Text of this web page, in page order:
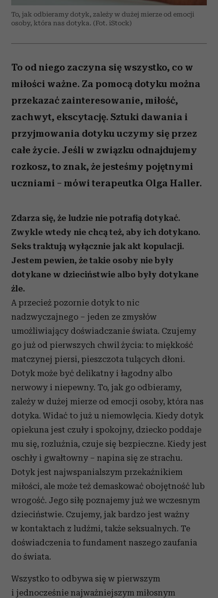
To, jak odbieramy dotyk, zależy w dużej mierze od emocji
osoby, która nas dotyka. (Fot. iStock)
To od niego zaczyna się wszystko, co w
miłości ważne. Za pomocą dotyku można
przekazać zainteresowanie, miłość,
zachwyt, ekscytację. Sztuki dawania i
przyjmowania dotyku uczymy się przez
całe życie. Jeśli w związku odnajdujemy
rozkosz, to znak, że jesteśmy pojętnymi
uczniami – mówi terapeutka Olga Haller.
Zdarza się, że ludzie nie potrafią dotykać.
Zwykle wtedy nie chcą też, aby ich dotykano.
Seks traktują wyłącznie jak akt kopulacji.
Jestem pewien, że takie osoby nie były
dotykane w dzieciństwie albo były dotykane
źle.
A przecież pozornie dotyk to nic
nadzwyczajnego – jeden ze zmysłów
umożliwiający doświadczanie świata. Czujemy
go już od pierwszych chwil życia: to miękkość
matczynej piersi, pieszczota tulących dłoni.
Dotyk może być delikatny i łagodny albo
nerwowy i niepewny. To, jak go odbieramy,
zależy w dużej mierze od emocji osoby, która nas
dotyka. Widać to już u niemowlęcia. Kiedy dotyk
opiekuna jest czuły i spokojny, dziecko poddaje
mu się, rozluźnia, czuje się bezpieczne. Kiedy jest
oschły i gwałtowny – napina się ze strachu.
Dotyk jest najwspanialszym przekaźnikiem
miłości, ale może też demaskować obojętność lub
wrogość. Jego siłę poznajemy już we wczesnym
dzieciństwie. Czujemy, jak bardzo jest ważny
w kontaktach z ludźmi, także seksualnych. Te
doświadczenia to fundament naszego zaufania
do świata.
Wszystko to odbywa się w pierwszym
i jednocześnie najważniejszym miłosnym